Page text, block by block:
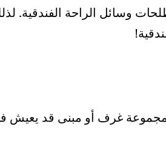
وسائل الراحة الفندقية.
غرف أو مبنى قد يعيش